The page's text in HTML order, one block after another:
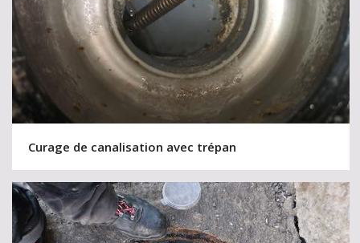
Curage de canalisation avec trépan